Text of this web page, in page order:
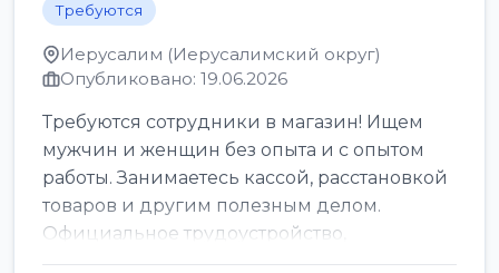
Требуются
Иерусалим (Иерусалимский округ)
Опубликовано: 19.06.2026
Требуются сотрудники в магазин! Ищем
мужчин и женщин без опыта и с опытом
работы. Занимаетесь кассой, расстановкой
товаров и другим полезным делом.
Официальное трудоустройство,
стабильная зарплата от ...